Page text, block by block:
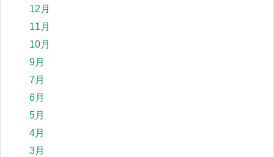
12月
11月
10月
9月
7月
6月
5月
4月
3月